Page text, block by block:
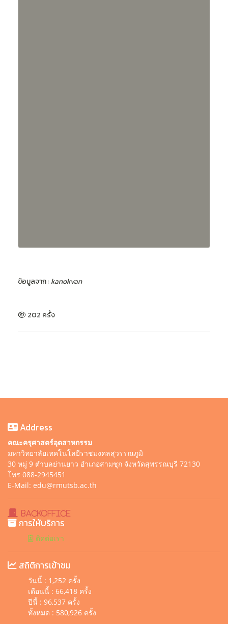
ข้อมูลจาก :kanokvan
202 ครั้ง
Address
คณะครุศาสตร์อุตสาหกรรม
มหาวิทยาลัยเทคโนโลยีราชมงคลสุวรรณภูมิ
30 หมู่ 9 ตำบลย่านยาว อำเภอสามชุก จังหวัดสุพรรณบุรี 72130
โทร 088-2945451
E-Mail: edu@rmutsb.ac.th
BackOffice
การให้บริการ
ติดต่อเรา
สถิติการเข้าชม
วันนี้ : 1,252 ครั้ง
เดือนนี้ : 66,418 ครั้ง
ปีนี้ : 96,537 ครั้ง
ทั้งหมด : 580,926 ครั้ง